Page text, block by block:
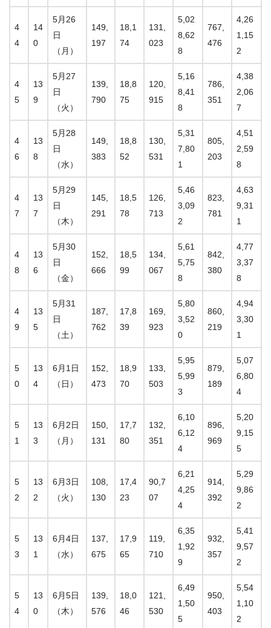
4
4
14
0
5月26
日
（月）
149,
197
18,1
74
131,
023
5,02
8,62
8
767,
476
4,26
1,15
2
4
5
13
9
5月27
日
（火）
139,
790
18,8
75
120,
915
5,16
8,41
8
786,
351
4,38
2,06
7
4
6
13
8
5月28
日
（水）
149,
383
18,8
52
130,
531
5,31
7,80
1
805,
203
4,51
2,59
8
4
7
13
7
5月29
日
（木）
145,
291
18,5
78
126,
713
5,46
3,09
2
823,
781
4,63
9,31
1
4
8
13
6
5月30
日
（金）
152,
666
18,5
99
134,
067
5,61
5,75
8
842,
380
4,77
3,37
8
4
9
13
5
5月31
日
（土）
187,
762
17,8
39
169,
923
5,80
3,52
0
860,
219
4,94
3,30
1
5
0
13
4
6月1日
（日）
152,
473
18,9
70
133,
503
5,95
5,99
3
879,
189
5,07
6,80
4
5
1
13
3
6月2日
（月）
150,
131
17,7
80
132,
351
6,10
6,12
4
896,
969
5,20
9,15
5
5
2
13
2
6月3日
（火）
108,
130
17,4
23
90,7
07
6,21
4,25
4
914,
392
5,29
9,86
2
5
3
13
1
6月4日
（水）
137,
675
17,9
65
119,
710
6,35
1,92
9
932,
357
5,41
9,57
2
5
4
13
0
6月5日
（木）
139,
576
18,0
46
121,
530
6,49
1,50
5
950,
403
5,54
1,10
2